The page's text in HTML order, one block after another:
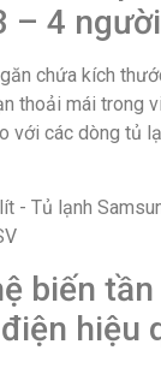
– 4 người
chứa kích
thoải mái trong
với các dòng tủ
biến
hiệu